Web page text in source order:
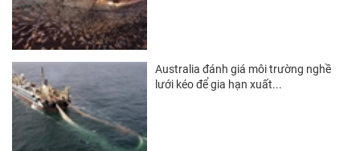
Thị trường Nhật Bản
Thị trường Việt Nam
Australia đánh giá môi trường nghề
lưới kéo để gia hạn xuất...